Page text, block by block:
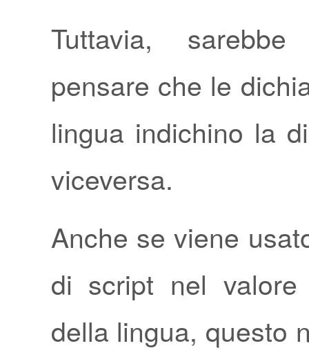
Tuttavia,
pensare che le
lingua indichino la
viceversa.
Anche se viene
di script nel valore
della lingua, questo